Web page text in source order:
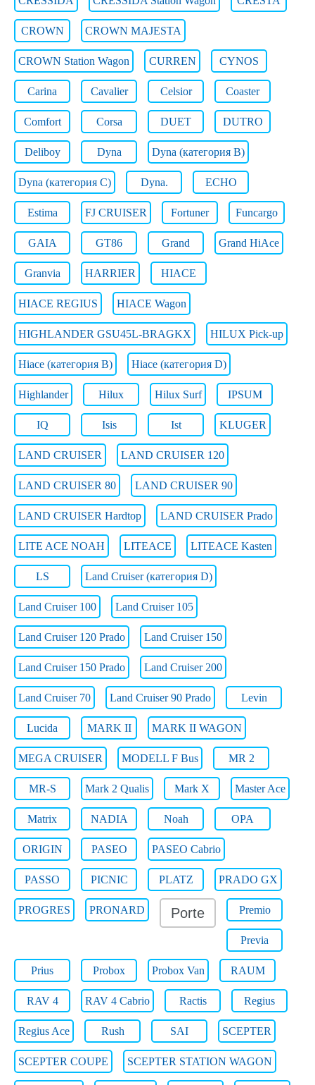
CROWN CROWN MAJESTA
CROWN Station Wagon CURREN CYNOS
Carina Cavalier Celsior Coaster
Comfort Corsa DUET DUTRO
Deliboy Dyna Dyna (категория B)
Dyna (категория C) Dyna. ECHO
Estima FJ CRUISER Fortuner Funcargo
GAIA GT86 Grand Grand HiAce
Granvia HARRIER HIACE
HIACE REGIUS HIACE Wagon
HIGHLANDER GSU45L-BRAGKX HILUX Pick-up
Hiace (категория B) Hiace (категория D)
Highlander Hilux Hilux Surf IPSUM
IQ Isis Ist KLUGER
LAND CRUISER LAND CRUISER 120
LAND CRUISER 80 LAND CRUISER 90
LAND CRUISER Hardtop LAND CRUISER Prado
LITE ACE NOAH LITEACE LITEACE Kasten
LS Land Cruiser (категория D)
Land Cruiser 100 Land Cruiser 105
Land Cruiser 120 Prado Land Cruiser 150
Land Cruiser 150 Prado Land Cruiser 200
Land Cruiser 70 Land Cruiser 90 Prado Levin
Lucida MARK II MARK II WAGON
MEGA CRUISER MODELL F Bus MR 2
MR-S Mark 2 Qualis Mark X Master Ace
Matrix NADIA Noah OPA
ORIGIN PASEO PASEO Cabrio
PASSO PICNIC PLATZ PRADO GX
PROGRES PRONARD Porte Premio
Previa
Prius Probox Probox Van RAUM
RAV 4 RAV 4 Cabrio Ractis Regius
Regius Ace Rush SAI SCEPTER
SCEPTER COUPE SCEPTER STATION WAGON